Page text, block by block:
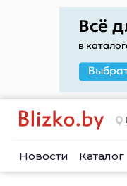
Новости Каталог